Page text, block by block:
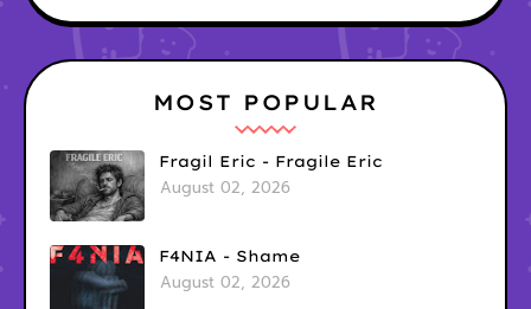
MOST POPULAR
Fragil Eric - Fragile Eric
August 02, 2026
F4NIA - Shame
August 02, 2026